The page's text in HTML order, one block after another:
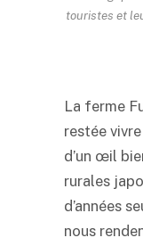
touristes et
La ferme
restée
d’un œil
rurales
d’années
nous